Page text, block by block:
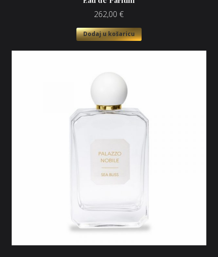
262,00 €
Dodaj u košaricu